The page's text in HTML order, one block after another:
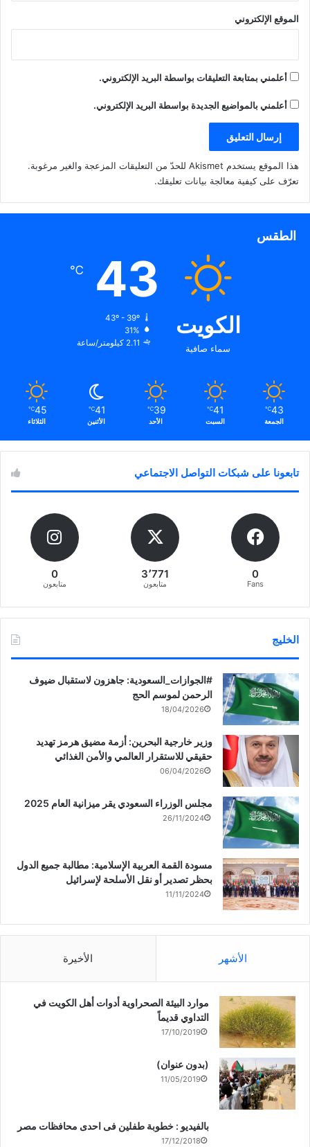
الموقع الإلكتروني
أعلمني بمتابعة التعليقات بواسطة البريد الإلكتروني.
أعلمني بالمواضيع الجديدة بواسطة البريد الإلكتروني.
هذا الموقع يستخدم Akismet للحدّ من التعليقات المزعجة والغير مرغوبة.
تعرّف على كيفية معالجة بيانات تعليقك.
الطقس
الكويت
سماء صافية
43
℃
43º - 39º
31%
2.11 كيلومتر/ساعة
43
℃
الجمعة
41
℃
السبت
39
℃
الأحد
41
℃
الأثنين
45
℃
الثلاثاء
تابعونا على شبكات التواصل الاجتماعي
0
Fans
3٬771
متابعون
0
متابعون
الخليج
‏‎#الجوازات_السعودية: جاهزون لاستقبال ضيوف
الرحمن لموسم الحج
18/04/2026
وزير خارجية البحرين: أزمة مضيق هرمز تهديد
حقيقي للاستقرار العالمي والأمن الغذائي
06/04/2026
مجلس الوزراء السعودي يقر ميزانية العام 2025
26/11/2024
مسودة القمة العربية الإسلامية: مطالبة جميع الدول
بحظر تصدير أو نقل الأسلحة لإسرائيل
11/11/2024
الأشهر الأخيرة
موارد البيئة الصحراوية أدوات أهل الكويت في
التداوي قديماً
17/10/2019
(بدون عنوان)
11/05/2019
بالفيديو : خطوبة طفلين فى احدى محافظات مصر
17/12/2018